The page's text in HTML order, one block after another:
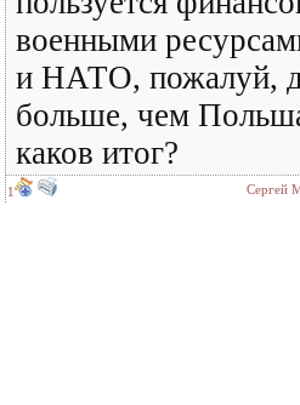
военными
и НАТО, пожалуй,
больше, чем
каков итог?
1 Сергей